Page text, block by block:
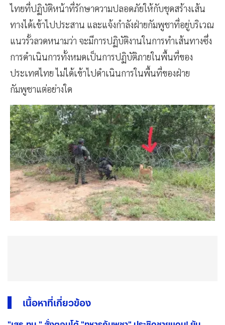
ไทยที่ปฏิบัติหน้าที่รักษาความปลอดภัยให้กับชุดสร้างเส้น
ทางได้เข้าไปประสาน และแจ้งกำลังฝ่ายกัมพูชาที่อยู่บริเวณ
แนวรั้วลวดหนามว่า จะมีการปฏิบัติงานในการทำเส้นทางซึ่ง
การดำเนินการทั้งหมดเป็นการปฏิบัติภายในพื้นที่ของ
ประเทศไทย ไม่ได้เข้าไปดำเนินการในพื้นที่ของฝ่าย
กัมพูชาแต่อย่างใด
เนื้อหาที่เกี่ยวข้อง